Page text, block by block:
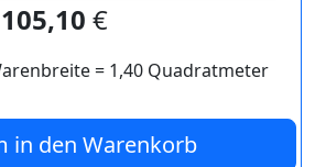
105,10 €
= 1,40 Quadratmeter
in den Warenkorb